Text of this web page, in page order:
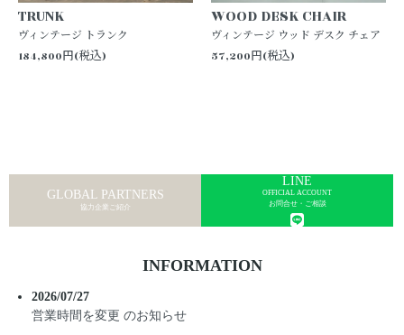
TRUNK
ヴィンテージ トランク
184,800円(税込)
WOOD DESK CHAIR
ヴィンテージ ウッド デスク チェア
57,200円(税込)
GLOBAL PARTNERS
協力企業ご紹介
LINE
OFFICIAL ACCOUNT
お問合せ・ご相談
INFORMATION
2026/07/27
営業時間を変更 のお知らせ